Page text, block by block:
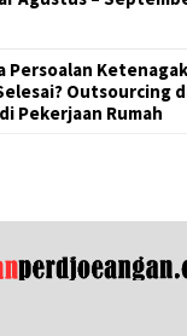
Persoalan
Outsourcing
Pekerjaan Rumah